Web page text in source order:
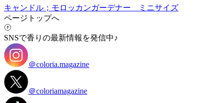
キャンドル；モロッカンガーデナー ミニサイズ
ページトップへ
SNSで香りの最新情報を発信中♪
＠coloria.magazine
＠coloriamagazine